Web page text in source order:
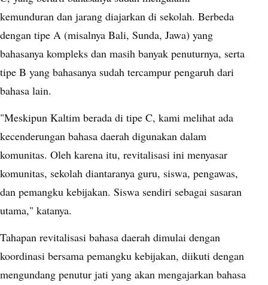
kemunduran dan jarang diajarkan di sekolah. Berbeda
dengan tipe A (misalnya Bali, Sunda, Jawa) yang
bahasanya kompleks dan masih banyak penuturnya, serta
tipe B yang bahasanya sudah tercampur pengaruh dari
bahasa lain.
"Meskipun Kaltim berada di tipe C, kami melihat ada
kecenderungan bahasa daerah digunakan dalam
komunitas. Oleh karena itu, revitalisasi ini menyasar
komunitas, sekolah diantaranya guru, siswa, pengawas,
dan pemangku kebijakan. Siswa sendiri sebagai sasaran
utama," katanya.
Tahapan revitalisasi bahasa daerah dimulai dengan
koordinasi bersama pemangku kebijakan, diikuti dengan
mengundang penutur jati yang akan mengajarkan bahasa